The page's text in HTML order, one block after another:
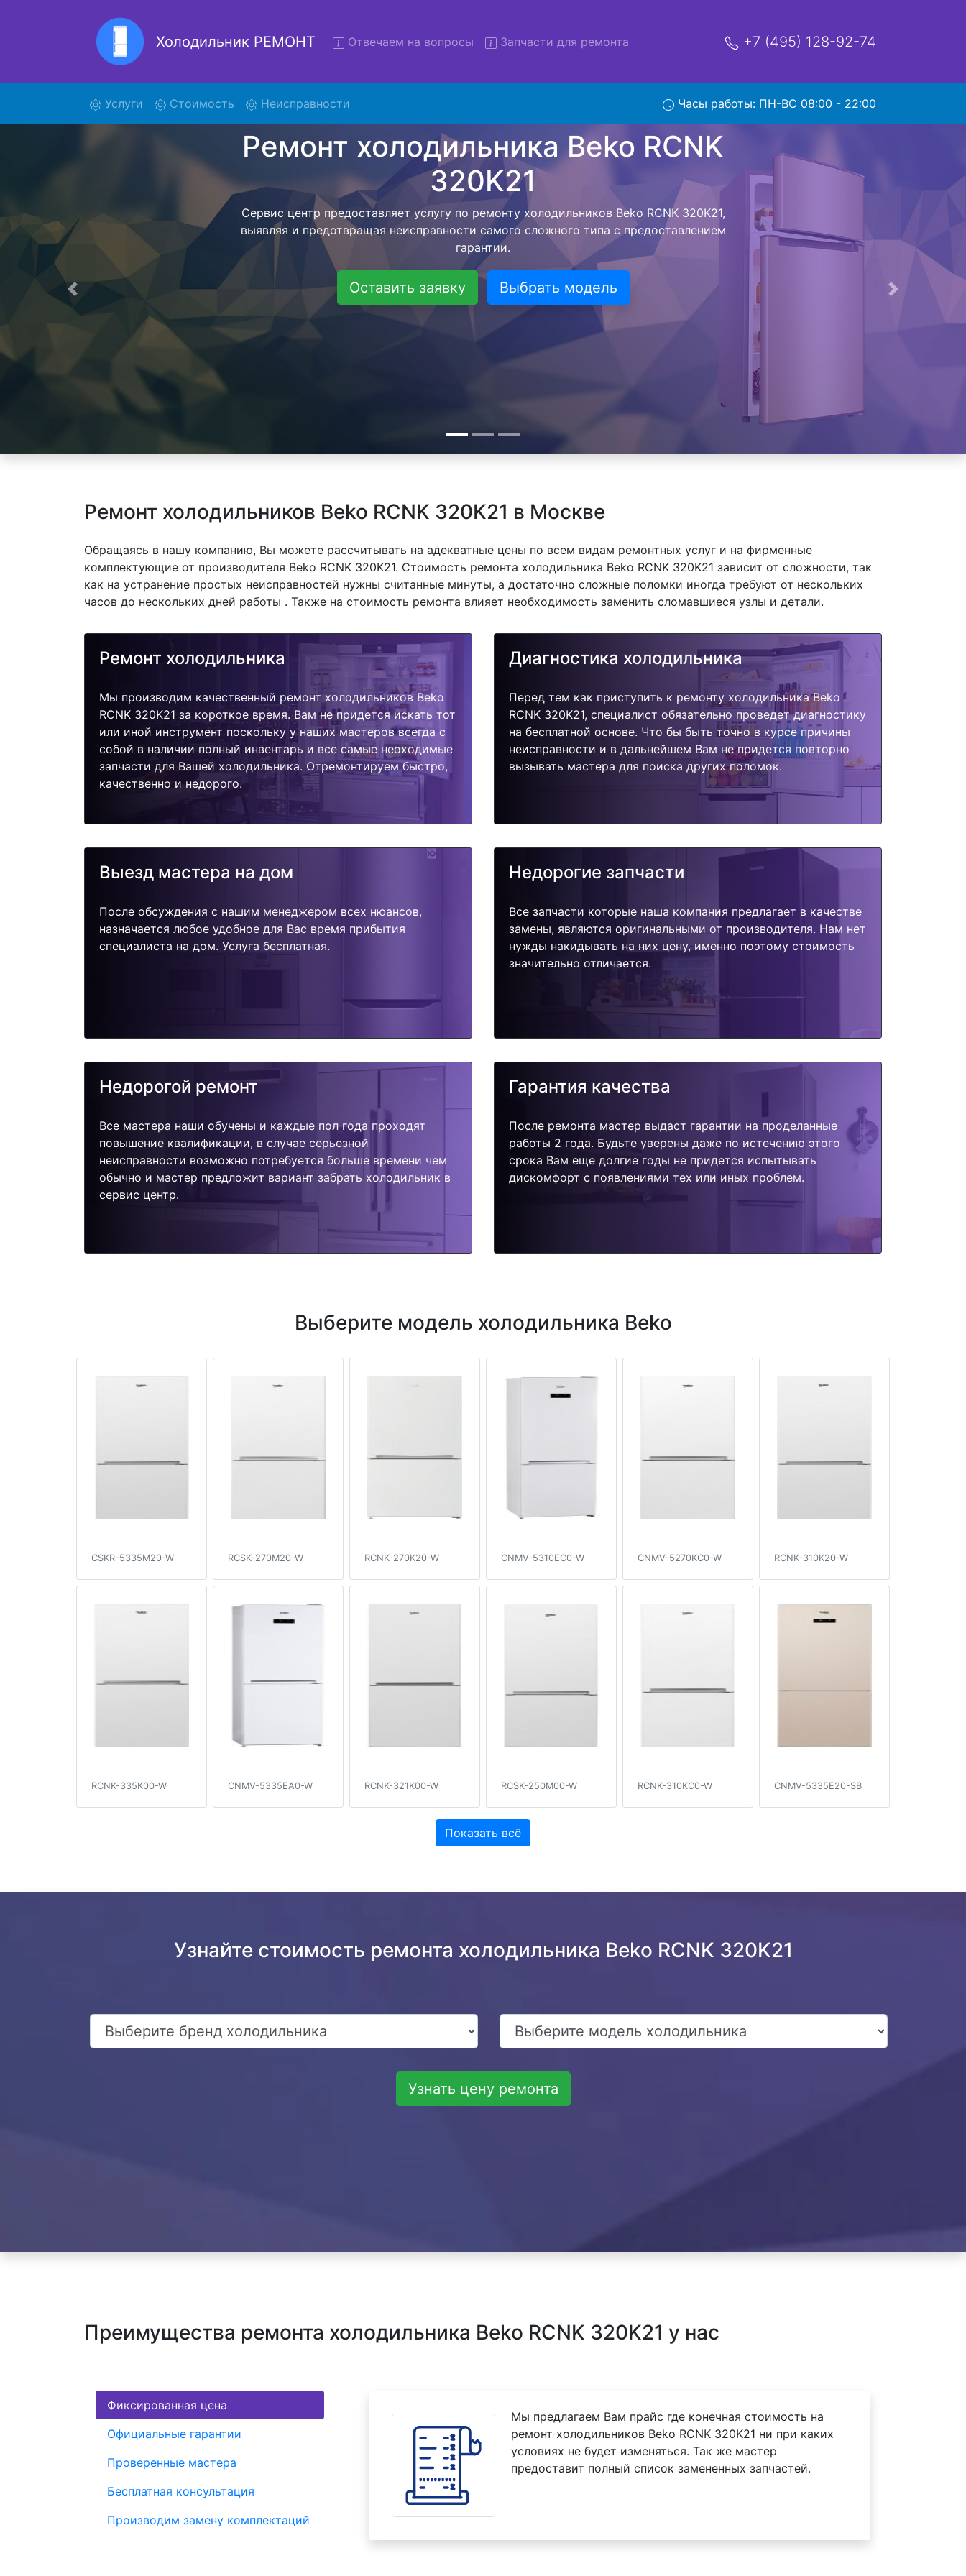
Холодильник РЕМОНТ Отвечаем на вопросы Запчасти для ремонта +7 (495) 128-92-74
Услуги (current)Стоимость Неисправности Часы работы: ПН-ВС 08:00 - 22:00
Ремонт холодильников с вывозом - чтобы клиент не тратил свое время и деньги на
поиски курьерской службы, наш мастер сам заберет холодильник Beko RCNK
320K21 и отвезет в сервисный центр. Ремонт холодильника Beko RCNK 320K21
осуществляется внутри сервисного центра, тем самым Вам не предстоит ожидать
мастера как закончит с ремонтом. Перед тем как холодильная техника сдается,
согласовывается конечная стоимость работ и в дальнейшем фиксируется.
Перечень бесплатных услуг от компании - Доставка холодильников , выезд
специалиста, консультирование и диагностика.
Оставить заявку Выбрать модель
Предыдущая Следующая
Ремонт холодильников Beko RCNK 320K21 в Москве
Обращаясь в нашу компанию, Вы можете рассчитывать на адекватные цены по всем видам ремонтных услуг и на фирменные
комплектующие от производителя Beko RCNK 320K21. Стоимость ремонта холодильника Beko RCNK 320K21 зависит от сложности, так
как на устранение простых неисправностей нужны считанные минуты, а достаточно сложные поломки иногда требуют от нескольких
часов до нескольких дней работы . Также на стоимость ремонта влияет необходимость заменить сломавшиеся узлы и детали.
Ремонт холодильника
Мы производим качественный ремонт холодильников Beko
RCNK 320K21 за короткое время. Вам не придется искать тот
или иной инструмент поскольку у наших мастеров всегда с
собой в наличии полный инвентарь и все самые неоходимые
запчасти для Вашей холодильника. Отремонтируем быстро,
качественно и недорого.
Диагностика холодильника
Перед тем как приступить к ремонту холодильника Beko
RCNK 320K21, специалист обязательно проведет диагностику
на бесплатной основе. Что бы быть точно в курсе причины
неисправности и в дальнейшем Вам не придется повторно
вызывать мастера для поиска других поломок.
Выезд мастера на дом
После обсуждения с нашим менеджером всех нюансов,
назначается любое удобное для Вас время прибытия
специалиста на дом. Услуга бесплатная.
Недорогие запчасти
Все запчасти которые наша компания предлагает в качестве
замены, являются оригинальными от производителя. Нам нет
нужды накидывать на них цену, именно поэтому стоимость
значительно отличается.
Недорогой ремонт
Все мастера наши обучены и каждые пол года проходят
повышение квалификации, в случае серьезной
неисправности возможно потребуется больше времени чем
обычно и мастер предложит вариант забрать холодильник в
сервис центр.
Гарантия качества
После ремонта мастер выдаст гарантии на проделанные
работы 2 года. Будьте уверены даже по истечению этого
срока Вам еще долгие годы не придется испытывать
дискомфорт с появлениями тех или иных проблем.
Выберите модель холодильника Beko
CSKR-5335M20-W RCSK-270M20-W RCNK-270K20-W CNMV-5310EC0-W CNMV-5270KC0-W RCNK-310K20-W
RCNK-335K00-W CNMV-5335EA0-W RCNK-321K00-W RCSK-250M00-W RCNK-310KC0-W CNMV-5335E20-SB
Показать всё
Узнайте стоимость ремонта холодильника Beko RCNK 320K21
Узнать цену ремонта
Преимущества ремонта холодильника Beko RCNK 320K21 у нас
Фиксированная цена
Официальные гарантии
Проверенные мастера
Бесплатная консультация
Производим замену комплектаций
Мы предлагаем Вам прайс где конечная стоимость на
ремонт холодильников Beko RCNK 320K21 ни при каких
условиях не будет изменяться. Так же мастер
предоставит полный список замененных запчастей.